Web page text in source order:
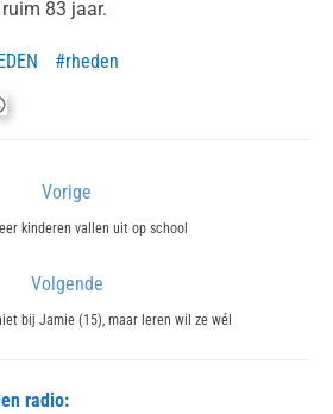
83 jaar.
rheden
Vorige
kinderen vallen uit op school
Volgende
bij Jamie (15), maar leren wil ze wél
radio: